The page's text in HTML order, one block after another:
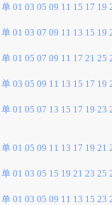
单 01 03 05 09 11 15 17 19
单 01 03 07 09 11 13 15 19
单 01 05 07 09 11 17 21 25
单 03 05 09 11 13 15 17 19
单 01 05 07 13 15 17 19 23
单 01 05 09 11 13 17 19 21
单 01 03 05 15 19 21 23 25
单 01 03 05 09 11 13 15 23